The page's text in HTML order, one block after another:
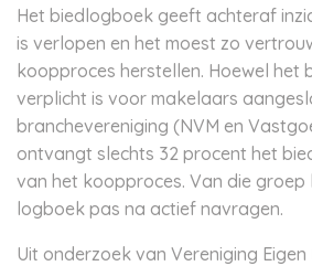
Het biedlogboek geeft achteraf
is verlopen en het moest zo
koopproces herstellen. Hoewel het
verplicht is voor makelaars
branchevereniging (NVM en
ontvangt slechts 32 procent het
van het koopproces. Van die groep
logboek pas na actief navragen.
Uit onderzoek van Vereniging